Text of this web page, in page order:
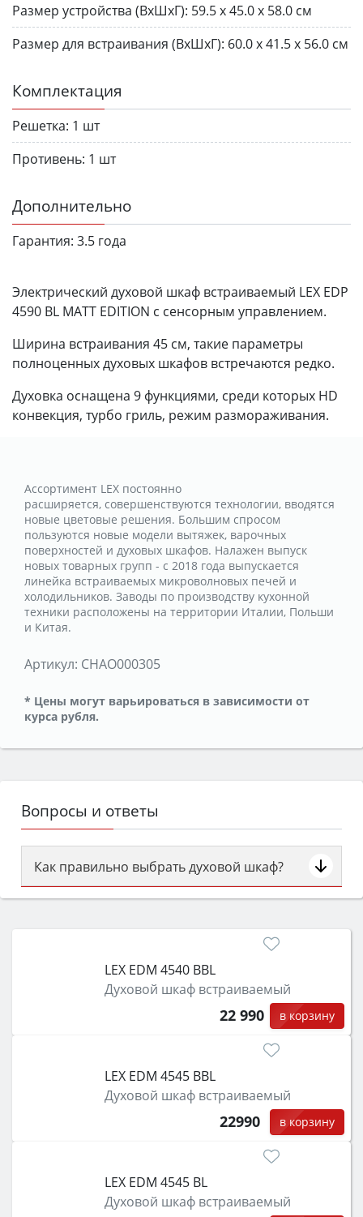
Размер устройства (ВхШхГ): 59.5 х 45.0 х 58.0 см
Размер для встраивания (ВхШхГ): 60.0 х 41.5 х 56.0 см
Комплектация
Решетка: 1 шт
Противень: 1 шт
Дополнительно
Гарантия: 3.5 года
Электрический духовой шкаф встраиваемый LEX EDP
4590 BL MATT EDITION с сенсорным управлением.
Ширина встраивания 45 см, такие параметры
полноценных духовых шкафов встречаются редко.
Духовка оснащена 9 функциями, среди которых HD
конвекция, турбо гриль, режим размораживания.
Ассортимент LEX постоянно
расширяется, совершенствуются технологии, вводятся
новые цветовые решения. Большим спросом
пользуются новые модели вытяжек, варочных
поверхностей и духовых шкафов. Налажен выпуск
новых товарных групп - с 2018 года выпускается
линейка встраиваемых микроволновых печей и
холодильников. Заводы по производству кухонной
техники расположены на территории Италии, Польши
и Китая.
Артикул: CHAO000305
* Цены могут варьироваться в зависимости от
курса рубля.
Вопросы и ответы
Как правильно выбрать духовой шкаф?
Сначала определитесь с типом (газовый или
затем смотрите на объём 50–70 л для семьи,
функции (конвекция, гриль, самоочистка,
защита от детей).
LEX EDM 4540 BBL
Духовой шкаф встраиваемый
22 990 в корзину
LEX EDM 4545 BBL
Духовой шкаф встраиваемый
22990 в корзину
LEX EDM 4545 BL
Духовой шкаф встраиваемый